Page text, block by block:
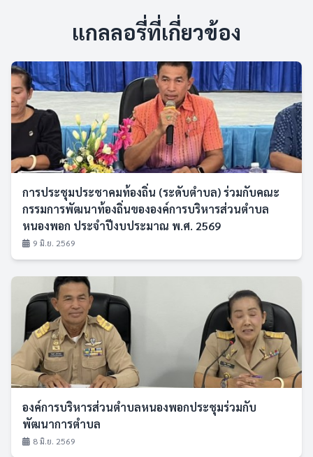
แกลลอรี่ที่เกี่ยวข้อง
การประชุมประชาคมท้องถิ่น (ระดับตำบล) ร่วมกับคณะ
กรรมการพัฒนาท้องถิ่นขององค์การบริหารส่วนตำบล
หนองพอก ประจำปีงบประมาณ พ.ศ. 2569
9 มิ.ย. 2569
องค์การบริหารส่วนตำบลหนองพอกประชุมร่วมกับ
พัฒนาการตำบล
8 มิ.ย. 2569